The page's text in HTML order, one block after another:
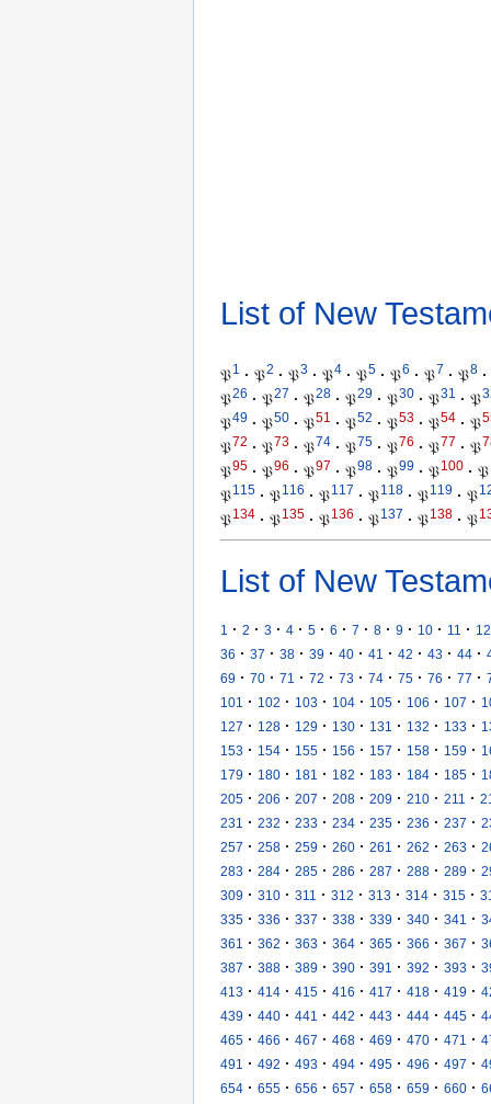
List of New
𝔓1 · 𝔓2 · 𝔓3 · 𝔓4 · 𝔓5 · 𝔓6 · 𝔓7 · 𝔓8 ·
𝔓26 · 𝔓27 · 𝔓28 · 𝔓29 · 𝔓30 · 𝔓31 · 𝔓
𝔓49 · 𝔓50 · 𝔓51 · 𝔓52 · 𝔓53 · 𝔓54 · 𝔓
𝔓72 · 𝔓73 · 𝔓74 · 𝔓75 · 𝔓76 · 𝔓77 · 𝔓
𝔓95 · 𝔓96 · 𝔓97 · 𝔓98 · 𝔓99 · 𝔓100 · 𝔓
𝔓115 · 𝔓116 · 𝔓117 · 𝔓118 · 𝔓119 · 𝔓
𝔓134 · 𝔓135 · 𝔓136 · 𝔓137 · 𝔓138 · 𝔓
List of New
1 · 2 · 3 · 4 · 5 · 6 · 7 · 8 · 9 · 10 · 11 · 12
36 · 37 · 38 · 39 · 40 · 41 · 42 · 43 · 44 ·
69 · 70 · 71 · 72 · 73 · 74 · 75 · 76 · 77 ·
101
· 102 · 103 · 104 · 105 · 106 · 107 ·
127 · 128 · 129 · 130 · 131 · 132 · 133 ·
153 · 154 · 155 · 156 · 157 · 158 · 159 ·
179 · 180 · 181 · 182 · 183 · 184 · 185 ·
205 · 206 · 207 · 208 · 209 · 210 · 211 ·
231
· 232 · 233 · 234 · 235 · 236 · 237 ·
257 · 258 · 259 · 260 · 261 · 262 · 263 ·
283 · 284 · 285 · 286 · 287 · 288 · 289 ·
309 · 310 · 311 · 312 · 313 · 314 · 315 ·
335 · 336 · 337 · 338 · 339 · 340 · 341 ·
361
· 362 · 363 · 364 · 365 · 366 · 367 ·
387 · 388 · 389 · 390 · 391 · 392 · 393 ·
413 · 414 · 415 · 416 · 417 · 418 · 419 ·
439 · 440 · 441 · 442 · 443 · 444 · 445 ·
465 · 466 · 467 · 468 · 469 · 470 · 471 ·
491
· 492 · 493 · 494 · 495 · 496 · 497 ·
654 · 655 · 656 · 657 · 658 · 659 · 660 ·